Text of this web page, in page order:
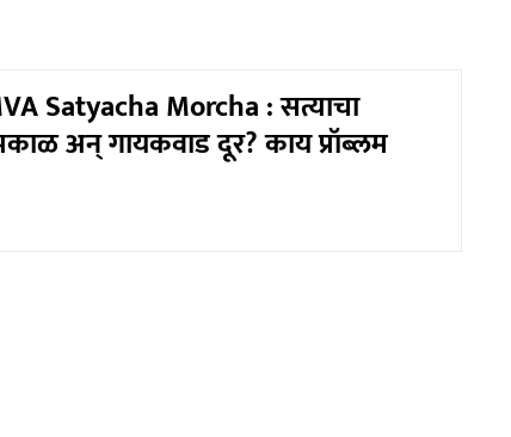
Satyacha Morcha : सत्याचा
अन् गायकवाड दूर? काय प्रॉब्लम